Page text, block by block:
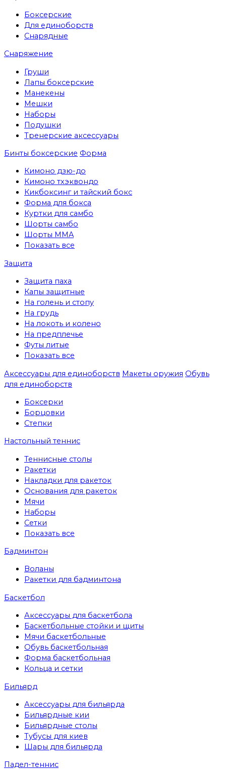
Боксерские
Для единоборств
Снарядные
Снаряжение
Груши
Лапы боксерские
Манекены
Мешки
Наборы
Подушки
Тренерские аксессуары
Бинты боксерские Форма
Кимоно дзю-до
Кимоно тхэквондо
Кикбоксинг и тайский бокс
Форма для бокса
Куртки для самбо
Шорты самбо
Шорты MMA
Показать все
Защита
Защита паха
Капы защитные
На голень и стопу
На грудь
На локоть и колено
На предплечье
Футы литые
Показать все
Аксессуары для единоборств Макеты оружия Обувь
для единоборств
Боксерки
Борцовки
Степки
Настольный теннис
Теннисные столы
Ракетки
Накладки для ракеток
Основания для ракеток
Мячи
Наборы
Сетки
Показать все
Бадминтон
Воланы
Ракетки для бадминтона
Баскетбол
Аксессуары для баскетбола
Баскетбольные стойки и щиты
Мячи баскетбольные
Обувь баскетбольная
Форма баскетбольная
Кольца и сетки
Бильярд
Аксессуары для бильярда
Бильярдные кии
Бильярдные столы
Тубусы для киев
Шары для бильярда
Падел-теннис